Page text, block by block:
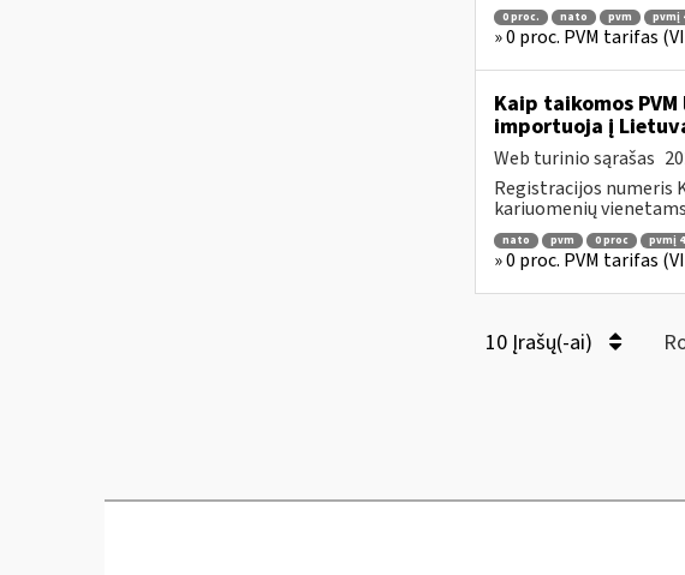
0 proc. nato pvm pvmį
» 0 proc. PVM tarifas
Kaip taikomos
importuoja į
Web turinio sąrašas
Registracijos numeris
kariuomenių
nato pvm 0 proc pvmį
» 0 proc. PVM tarifas
10 Įrašų(-ai)